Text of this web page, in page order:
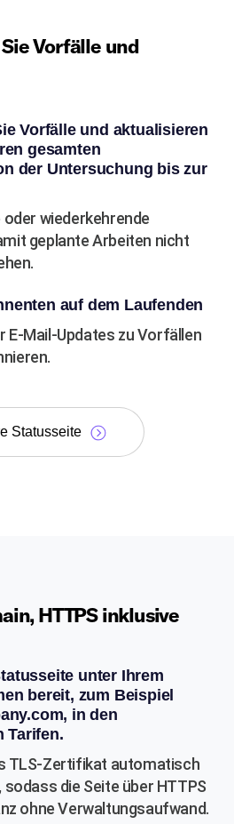
Vorfälle und
Vorfälle und aktualisieren
gesamten
der Untersuchung bis zur
oder wiederkehrende
geplante Arbeiten nicht
auf dem Laufenden
E-Mail-Updates zu Vorfällen
Statusseite
HTTPS inklusive
unter Ihrem
bereit, zum Beispiel
in den
Tarifen.
TLS-Zertifikat automatisch
die Seite über HTTPS
ohne Verwaltungsaufwand.